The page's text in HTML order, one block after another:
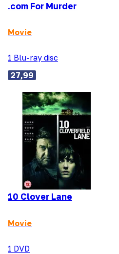
.com For Murder
Movie
1 Blu-ray disc
27,99
10 Clover Lane
Movie
1 DVD